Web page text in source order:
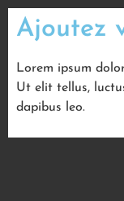
Ajoutez
Lorem ipsum
Ut elit tellus,
dapibus leo.